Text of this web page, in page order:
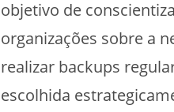
objetivo de
organizações sobre a
realizar backups
escolhida